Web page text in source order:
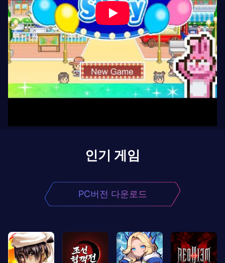
인기 게임
PC버전 다운로드